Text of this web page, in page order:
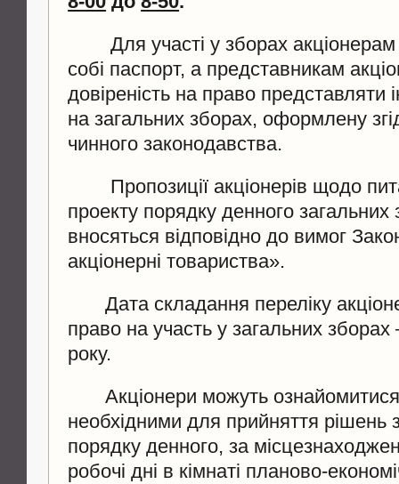
Для участі у зборах акціонерам
собі паспорт, а представникам
довіреність на право представляти
на загальних зборах, оформлену
чинного законодавства.
Пропозиції акціонерів щодо
проекту порядку денного загальних
вносяться відповідно до вимог
акціонерні товариства».
Дата складання переліку
право на участь у загальних
року.
Акціонери можуть
необхідними для прийняття рішень
порядку денного, за
робочі дні в кімнаті планово-